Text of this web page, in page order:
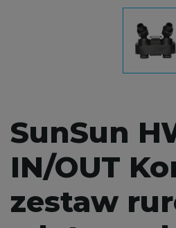
SunSun
IN/OUT
zestaw